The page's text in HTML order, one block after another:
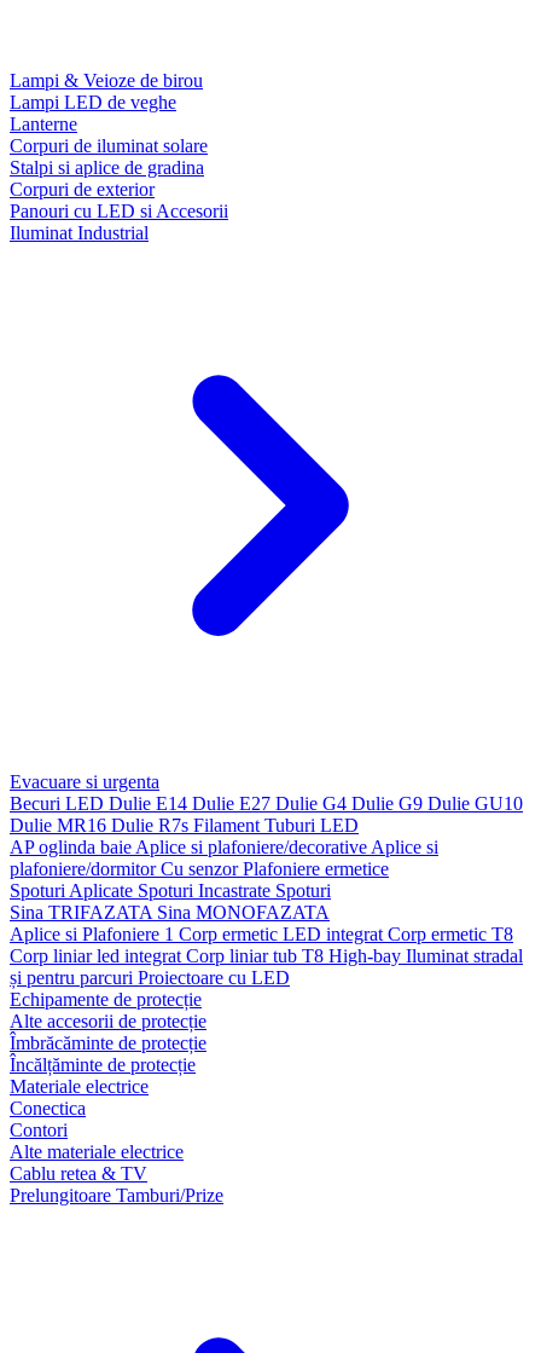
Lampi & Veioze de birou
Lampi LED de veghe
Lanterne
Corpuri de iluminat solare
Stalpi si aplice de gradina
Corpuri de exterior
Panouri cu LED si Accesorii
Iluminat Industrial
Evacuare si urgenta
Becuri LED Dulie E14 Dulie E27 Dulie G4 Dulie G9 Dulie GU10
Dulie MR16 Dulie R7s Filament Tuburi LED
AP oglinda baie Aplice si plafoniere/decorative Aplice si
plafoniere/dormitorCu senzorPlafoniere ermetice
Spoturi Aplicate Spoturi Incastrate Spoturi
Sina TRIFAZATA Sina MONOFAZATA
Aplice si Plafoniere 1 Corp ermetic LED integrat Corp ermetic T8
Corp liniar led integrat Corp liniar tub T8 High-bay Iluminat stradal
și pentru parcuri Proiectoare cu LED
Echipamente de protecție
Alte accesorii de protecție
Îmbrăcăminte de protecție
Încălțăminte de protecție
Materiale electrice
Conectica
Contori
Alte materiale electrice
Cablu retea & TV
Prelungitoare Tamburi/Prize